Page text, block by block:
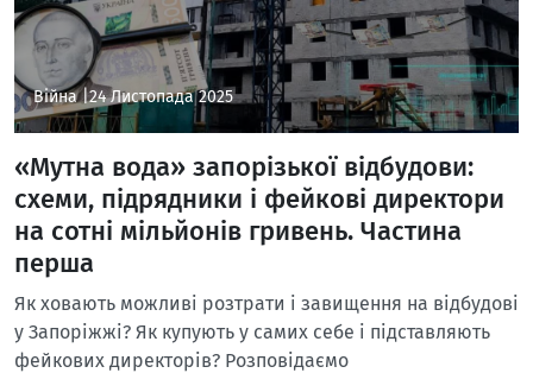
Війна |24 Листопада 2025
«Мутна вода» запорізької відбудови:
схеми, підрядники і фейкові директори
на сотні мільйонів гривень. Частина
перша
Як ховають можливі розтрати і завищення на відбудові
у Запоріжжі? Як купують у самих себе і підставляють
фейкових директорів? Розповідаємо